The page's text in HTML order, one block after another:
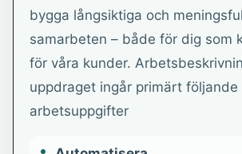
bygga långsiktiga och
samarbeten – både för dig som
för våra kunder.
uppdraget ingår primärt följande
arbetsuppgifter